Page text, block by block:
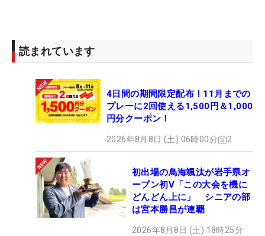
読まれています
4日間の期間限定配布！11月までの
プレーに2回使える1,500円＆1,000
円分クーポン！
2026年8月8日 (土) 06時00分 2
初出場の鳥海颯汰が岩手県オ
ープン初V「この大会を機に
どんどん上に」 シニアの部
は宮本勝昌が連覇
2026年8月8日 (土) 18時25分